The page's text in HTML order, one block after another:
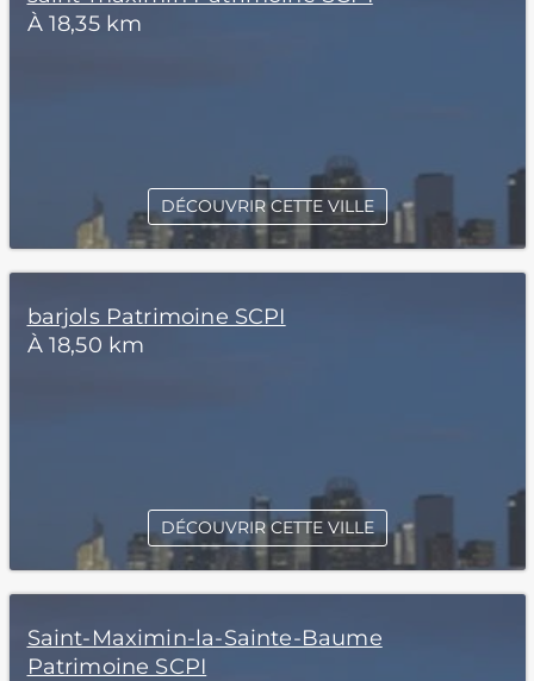
À 18,35 km
DÉCOUVRIR CETTE VILLE
barjols Patrimoine SCPI
À 18,50 km
DÉCOUVRIR CETTE VILLE
Saint-Maximin-la-Sainte-Baume
Patrimoine SCPI